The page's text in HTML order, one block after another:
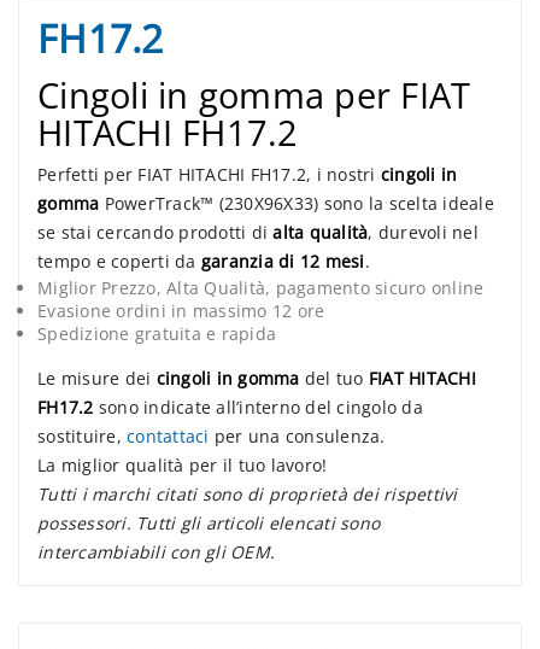
FH17.2
Cingoli in gomma per FIAT
HITACHI FH17.2
Perfetti per FIAT HITACHI FH17.2, i nostri cingoli in
gomma PowerTrack™ (230X96X33) sono la scelta ideale
se stai cercando prodotti dialta qualità, durevoli nel
tempo e coperti da garanzia di 12 mesi.
Miglior Prezzo, Alta Qualità, pagamento sicuro online
Evasione ordini in massimo 12 ore
Spedizione gratuita e rapida
Le misure dei cingoli in gomma del tuo FIAT HITACHI
FH17.2 sono indicate all’interno del cingolo da
sostituire, contattaci per una consulenza.
La miglior qualità per il tuo lavoro!
Tutti i marchi citati sono di proprietà dei rispettivi
possessori. Tutti gli articoli elencati sono
intercambiabili con gli OEM.